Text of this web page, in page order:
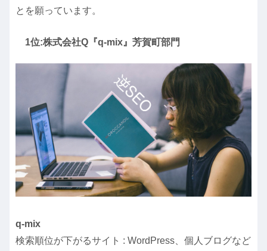
とを願っています。
1位:株式会社Q『q-mix』芳賀町部門
q-mix
検索順位が下がるサイト : WordPress、個人ブログなど